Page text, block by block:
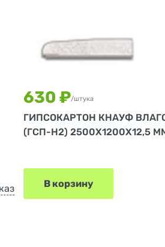
630 ₽/штука
ГИПСОКАРТОН КНАУФ
(ГСП-Н2) 2500Х1200Х12,5
В корзину